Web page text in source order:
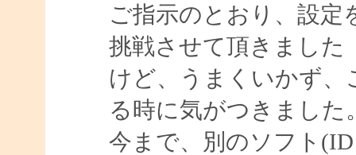
ご指示のとおり、設定
挑戦させて頂きました
けど、うまくいかず、
る時に気がつきました
今まで、別のソフト(ID